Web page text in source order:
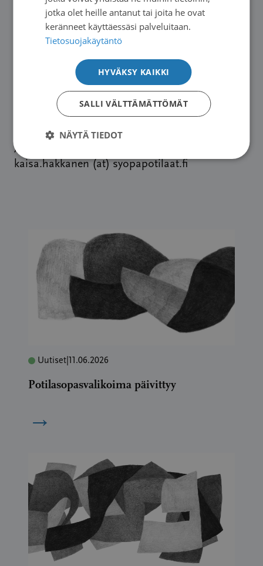
Kirjoituksen otsikko”, viestin leipätekstiin
osallistujan nimi sekä yhteystiedot (sähköposti,
puhelinnumero ja osoitetiedot).
Intoa kirjoittamiseen!
Lisätietoja
Juhlavuoden koordinaattori Kaisa Häkkänen:
kaisa.hakkanen (at) syopapotilaat.fi
Uutiset 11.06.2026
Potilasopasvalikoima päivittyy
→
jotka olet heille antanut tai joita he ovat
keränneet käyttäessäsi palveluitaan.
Tietosuojakäytäntö
HYVÄKSY KAIKKI
SALLI VÄLTTÄMÄTTÖMÄT
NÄYTÄ TIEDOT